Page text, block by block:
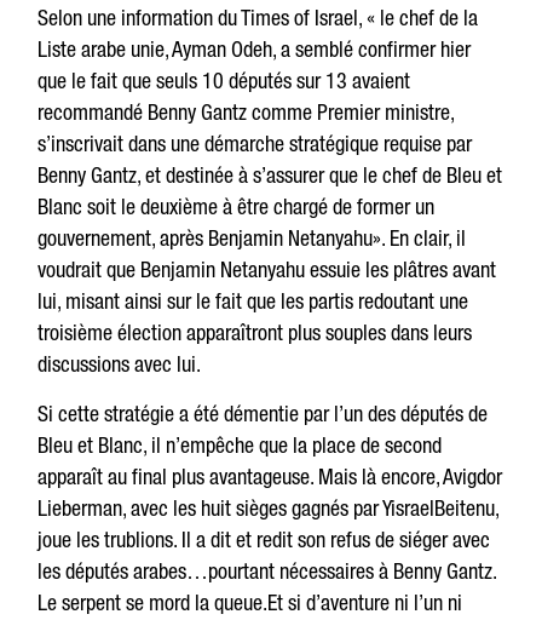
Selon une information du Times of Israel, « le chef de la
Liste arabe unie, Ayman Odeh, a semblé confirmer hier
que le fait que seuls 10 députés sur 13 avaient
recommandé Benny Gantz comme Premier ministre,
s’inscrivait dans une démarche stratégique requise par
Benny Gantz, et destinée à s’assurer que le chef de Bleu et
Blanc soit le deuxième à être chargé de former un
gouvernement, après Benjamin Netanyahu». En clair, il
voudrait que Benjamin Netanyahu essuie les plâtres avant
lui, misant ainsi sur le fait que les partis redoutant une
troisième élection apparaîtront plus souples dans leurs
discussions avec lui.
Si cette stratégie a été démentie par l’un des députés de
Bleu et Blanc, il n’empêche que la place de second
apparaît au final plus avantageuse. Mais là encore, Avigdor
Lieberman, avec les huit sièges gagnés par YisraelBeitenu,
joue les trublions. Il a dit et redit son refus de siéger avec
les députés arabes…pourtant nécessaires à Benny Gantz.
Le serpent se mord la queue.Et si d’aventure ni l’un ni